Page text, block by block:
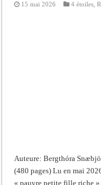
15 mai 2026 4 étoiles ,
Auteure: Bergthóra
(480 pages) Lu en mai
« pauvre petite fille riche